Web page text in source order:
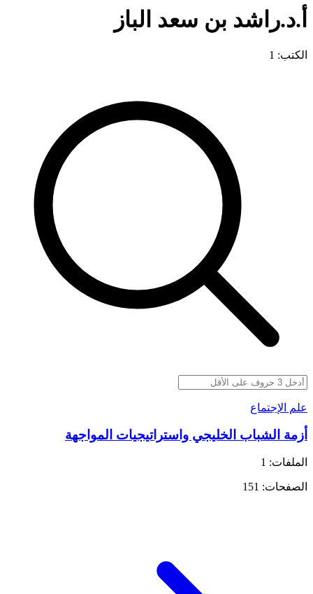
أ.د.راشد بن سعد الباز
الكتب: 1
علم الإجتماع
أزمة الشباب الخليجي واستراتيجيات المواجهة
الملفات: 1
الصفحات: 151